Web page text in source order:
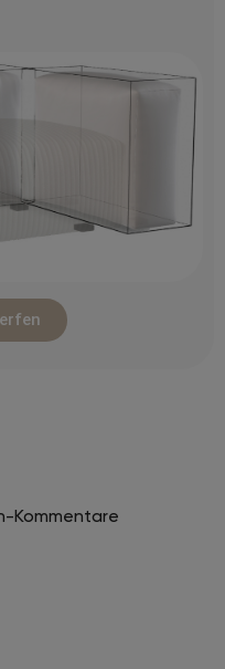
Kommentare